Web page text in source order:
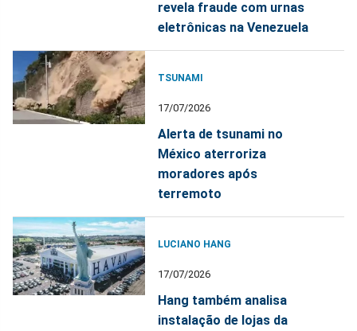
revela fraude com urnas
eletrônicas na Venezuela
TSUNAMI
17/07/2026
Alerta de tsunami no
México aterroriza
moradores após
terremoto
LUCIANO HANG
17/07/2026
Hang também analisa
instalação de lojas da